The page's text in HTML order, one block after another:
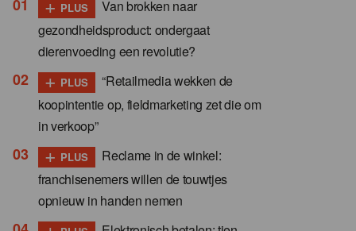
PLUS
Van brokken naar
gezondheidsproduct: ondergaat
dierenvoeding een revolutie?
+ PLUS
“Retailmedia wekken de
koopintentie op, fieldmarketing zet die om
in verkoop”
+ PLUS
Reclame in de winkel:
franchisenemers willen de touwtjes
opnieuw in handen nemen